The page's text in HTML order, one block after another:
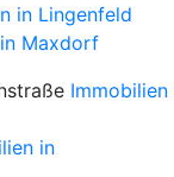
in Lingenfeld
Maxdorf
Immobilien
in